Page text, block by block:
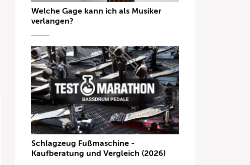
Welche Gage kann ich als Musiker
verlangen?
Schlagzeug Fußmaschine -
Kaufberatung und Vergleich (2026)